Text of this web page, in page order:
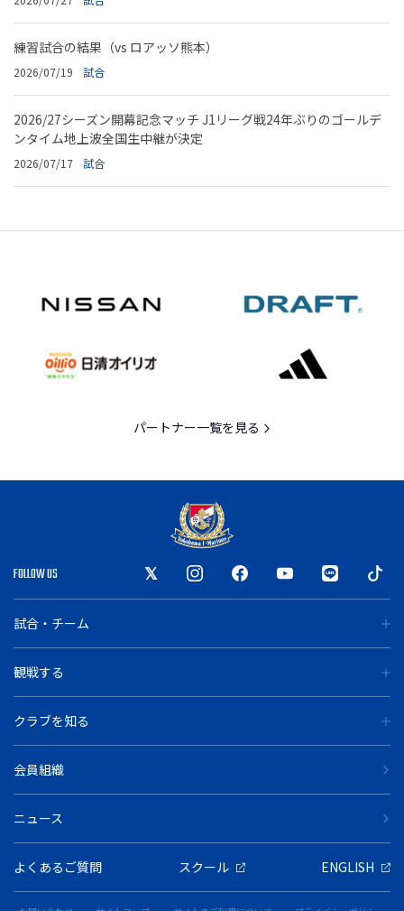
練習試合の結果（vs ロアッソ熊本）
2026/07/19 試合
2026/27シーズン開幕記念マッチ J1リーグ戦24年ぶりのゴールデ
ンタイム地上波全国生中継が決定
2026/07/17 試合
パートナー一覧を見る
FOLLOW US
試合・チーム
観戦する
クラブを知る
会員組織
ニュース
よくあるご質問 スクール ENGLISH